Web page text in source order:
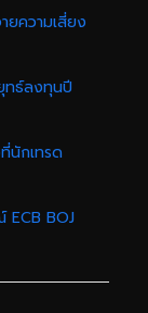
ยความเสี่ยง
ทธ์ลงทุนปี
นักเทรด
ECB BOJ